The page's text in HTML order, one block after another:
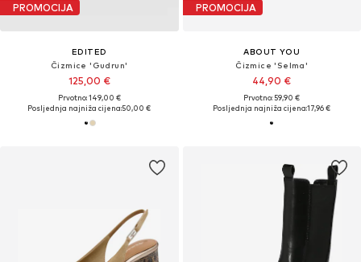
PROMOCIJA
EDITED
Čizmice 'Gudrun'
125,00 €
Prvotno: 149,00 €
Posljednja najniža cijena:50,00 €
PROMOCIJA
ABOUT YOU
Čizmice 'Selma'
44,90 €
Prvotno: 59,90 €
Posljednja najniža cijena:17,96 €